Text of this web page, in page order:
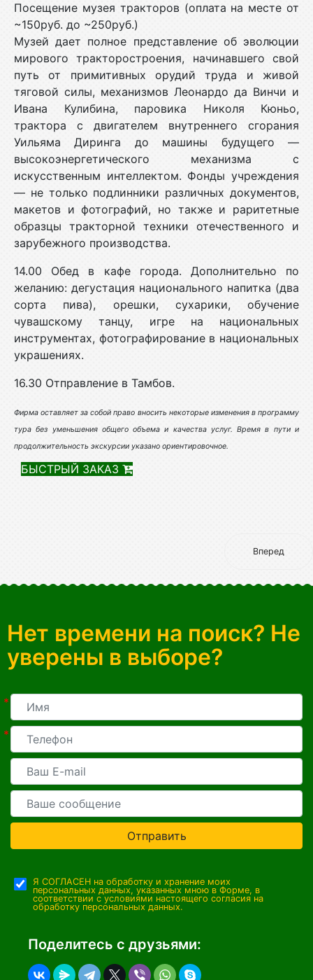
Посещение музея тракторов (оплата на месте от
~150руб. до ~250руб.)
Музей дает полное представление об эволюции
мирового тракторостроения, начинавшего свой
путь от примитивных орудий труда и живой
тяговой силы, механизмов Леонардо да Винчи и
Ивана Кулибина, паровика Николя Кюньо,
трактора с двигателем внутреннего сгорания
Уильяма Диринга до машины будущего —
высокоэнергетического механизма с
искусственным интеллектом. Фонды учреждения
— не только подлинники различных документов,
макетов и фотографий, но также и раритетные
образцы тракторной техники отечественного и
зарубежного производства.
14.00 Обед в кафе города. Дополнительно по
желанию: дегустация национального напитка (два
сорта пива), орешки, сухарики, обучение
чувашскому танцу, игре на национальных
инструментах, фотографирование в национальных
украшениях.
16.30 Отправление в Тамбов.
Фирма оставляет за собой право вносить некоторые изменения в программу
тура без уменьшения общего объема и качества услуг. Время в пути и
продолжительность экскурсии указано ориентировочное.
БЫСТРЫЙ ЗАКАЗ
Вперед
Нет времени на поиск? Не
уверены в выборе?
*
*
Отправить
Я СОГЛАСЕН на обработку и хранение моих
персональных данных, указанных мною в Форме, в
соответствии с условиями настоящего согласия на
обработку персональных данных.
Поделитесь с друзьями: